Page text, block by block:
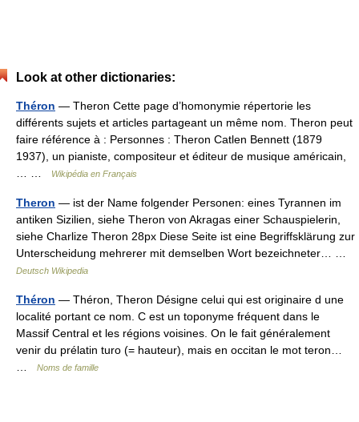
Look at other dictionaries:
Théron — Theron Cette page d’homonymie répertorie les
différents sujets et articles partageant un même nom. Theron peut
faire référence à : Personnes : Theron Catlen Bennett (1879
1937), un pianiste, compositeur et éditeur de musique américain,
Wikipédia en Français
Theron — ist der Name folgender Personen: eines Tyrannen im
antiken Sizilien, siehe Theron von Akragas einer Schauspielerin,
siehe Charlize Theron 28px Diese Seite ist eine Begriffsklärung zur
Unterscheidung mehrerer mit demselben Wort bezeichneter… …
Deutsch Wikipedia
Théron — Théron, Theron Désigne celui qui est originaire d une
localité portant ce nom. C est un toponyme fréquent dans le
Massif Central et les régions voisines. On le fait généralement
venir du prélatin turo (= hauteur), mais en occitan le mot teron…
Noms de famille